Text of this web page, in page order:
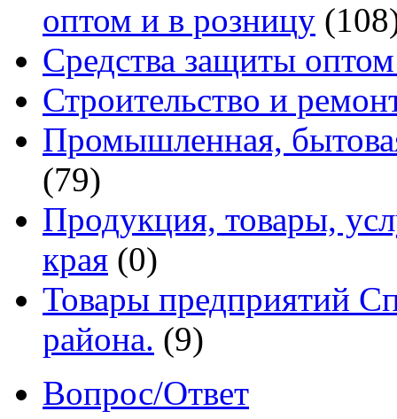
оптом и в розницу
Средства защиты
Строительство и
Промышленная,
(79)
Продукция, товары,
края (0)
Товары предприятий
района. (9)
Вопрос/Ответ